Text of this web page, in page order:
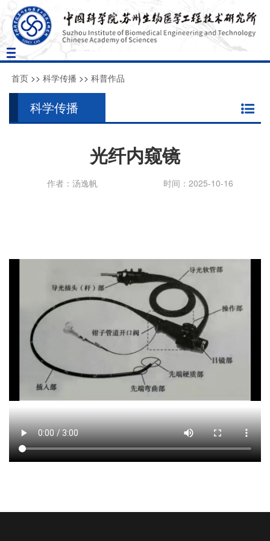
Toggle
navigation
首页 >> 科学传播 >> 科普作品
科学传播
光纤内窥镜
作者：汤逸帆 时间：2025-10-16